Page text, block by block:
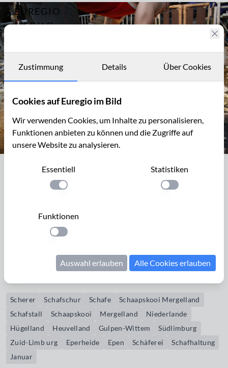
EUREGIO
IM BILD
Archiv
Kontakt
Archiv 7582
Schafschur im Schaapskooi Mergelland
werden Anfang Januar, bevor die Lämmer geboren werden,
geschoren. Damit die Schafe wenig Stress erleiden, erfolgt
Scherer Schafschur Schafe
Schaapskooi Mergelland
Schafstall
Schaapskooi Mergelland
Niederlande
Hügelland
Heuvelland Gulpen-Wittem
Südlimburg
Zuid-Limb urg
Eperheide Epen Schäferei
Schafhaltung
Januar
Zustimmung Details Über Cookies
Cookies auf Euregio im Bild
Wir verwenden Cookies, um Inhalte zu personalisieren,
Funktionen anbieten zu können und die Zugriffe auf
unsere Website zu analysieren.
Essentiell
Einstellung anwenden
Statistiken
Einstellung
Funktionen
Einstellung anwenden
Auswahl erlauben Alle Cookies erlauben